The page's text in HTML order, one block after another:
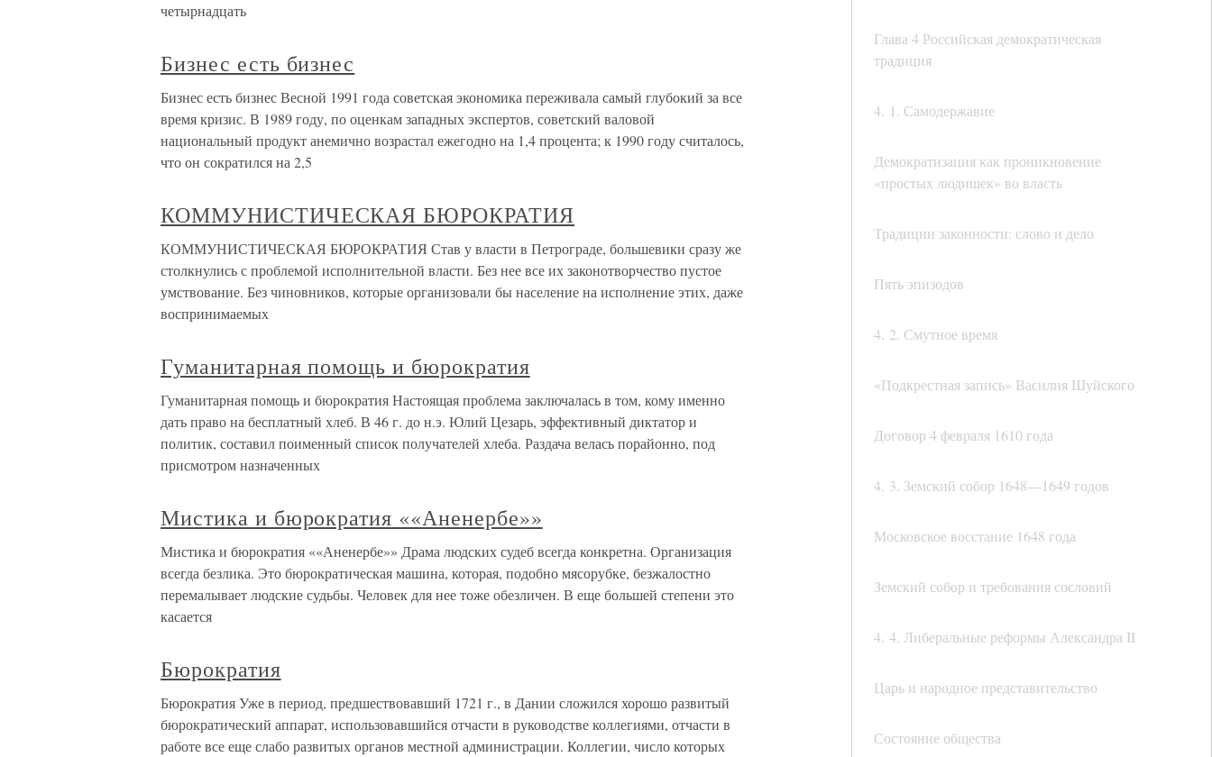
Глава 4 Российская демократическая
традиция
4. 1. Самодержавие
Демократизация как проникновение
«простых людишек» во власть
Традиции законности: слово и дело
Пять эпизодов
4. 2. Смутное время
«Подкрестная запись» Василия Шуйского
Договор 4 февраля 1610 года
4. 3. Земский собор 1648—1649 годов
Московское восстание 1648 года
Земский собор и требования сословий
4. 4. Либеральные реформы Александра II
Царь и народное представительство
Состояние общества
четырнадцать
Бизнес есть бизнес
Бизнес есть бизнес Весной 1991 года советская экономика переживала самый глубокий за все
время кризис. В 1989 году, по оценкам западных экспертов, советский валовой
национальный продукт анемично возрастал ежегодно на 1,4 процента; к 1990 году считалось,
что он сократился на 2,5
КОММУНИСТИЧЕСКАЯ БЮРОКРАТИЯ
КОММУНИСТИЧЕСКАЯ БЮРОКРАТИЯ Став у власти в Петрограде, большевики сразу же
столкнулись с проблемой исполнительной власти. Без нее все их законотворчество пустое
умствование. Без чиновников, которые организовали бы население на исполнение этих, даже
воспринимаемых
Гуманитарная помощь и бюрократия
Гуманитарная помощь и бюрократия Настоящая проблема заключалась в том, кому именно
дать право на бесплатный хлеб. В 46 г. до н.э. Юлий Цезарь, эффективный диктатор и
политик, составил поименный список получателей хлеба. Раздача велась порайонно, под
присмотром назначенных
Мистика и бюрократия ««Аненербе»»
Мистика и бюрократия ««Аненербе»» Драма людских судеб всегда конкретна. Организация
всегда безлика. Это бюрократическая машина, которая, подобно мясорубке, безжалостно
перемалывает людские судьбы. Человек для нее тоже обезличен. В еще большей степени это
касается
Бюрократия
Бюрократия Уже в период, предшествовавший 1721 г., в Дании сложился хорошо развитый
бюрократический аппарат, использовавшийся отчасти в руководстве коллегиями, отчасти в
работе все еще слабо развитых органов местной администрации. Коллегии, число которых